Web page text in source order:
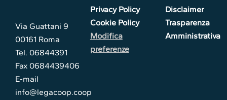
Via Guattani 9
00161 Roma
Tel. 06844391
Fax 0684439406
E-mail
info@legacoop.coop
Privacy Policy
Cookie Policy
Modifica
preferenze
Disclaimer
Trasparenza
Amministrativa